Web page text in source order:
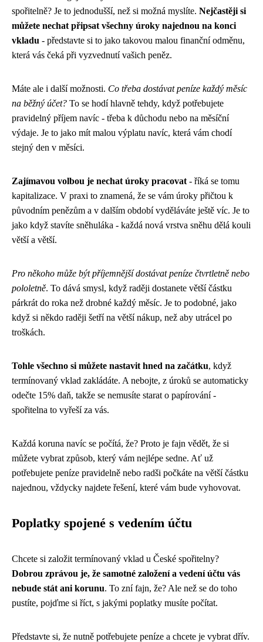
spořitelně? Je to jednodušší, než si možná myslíte. Nejčastěji si
můžete nechat připsat všechny úroky najednou na konci
vkladu - představte si to jako takovou malou finanční odměnu,
která vás čeká při vyzvednutí vašich peněz.
Máte ale i další možnosti. Co třeba dostávat peníze každý měsíc
na běžný účet? To se hodí hlavně tehdy, když potřebujete
pravidelný příjem navíc - třeba k důchodu nebo na měsíční
výdaje. Je to jako mít malou výplatu navíc, která vám chodí
stejný den v měsíci.
Zajímavou volbou je nechat úroky pracovat - říká se tomu
kapitalizace. V praxi to znamená, že se vám úroky přičtou k
původním penězům a v dalším období vyděláváte ještě víc. Je to
jako když stavíte sněhuláka - každá nová vrstva sněhu dělá kouli
větší a větší.
Pro někoho může být příjemnější dostávat peníze čtvrtletně nebo
pololetně. To dává smysl, když raději dostanete větší částku
párkrát do roka než drobné každý měsíc. Je to podobné, jako
když si někdo raději šetří na větší nákup, než aby utrácel po
troškách.
Tohle všechno si můžete nastavit hned na začátku, když
termínovaný vklad zakládáte. A nebojte, z úroků se automaticky
odečte 15% daň, takže se nemusíte starat o papírování -
spořitelna to vyřeší za vás.
Každá koruna navíc se počítá, že? Proto je fajn vědět, že si
můžete vybrat způsob, který vám nejlépe sedne. Ať už
potřebujete peníze pravidelně nebo radši počkáte na větší částku
najednou, vždycky najdete řešení, které vám bude vyhovovat.
Poplatky spojené s vedením účtu
Chcete si založit termínovaný vklad u České spořitelny?
Dobrou zprávou je, že samotné založení a vedení účtu vás
nebude stát ani korunu. To zní fajn, že? Ale než se do toho
pustíte, pojďme si říct, s jakými poplatky musíte počítat.
Představte si, že nutně potřebujete peníze a chcete je vybrat dřív.